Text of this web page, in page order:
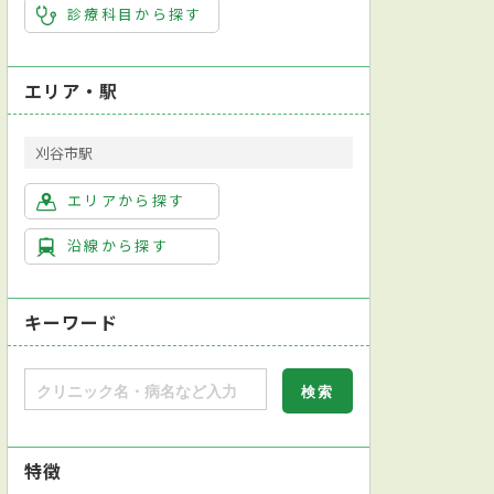
診療科目から探す
エリア・駅
刈谷市駅
エリアから探す
沿線から探す
キーワード
特徴